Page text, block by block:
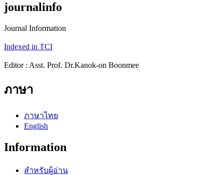
journalinfo
Journal Information
Indexed in TCI
Editor : Asst. Prof. Dr.Kanok-on Boonmee
ภาษา
ภาษาไทย
English
Information
สำหรับผู้อ่าน